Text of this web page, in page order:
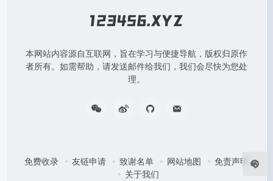
本网站内容源自互联网，旨在学习与便捷导航，版权归原作
者所有。如需帮助，请发送邮件给我们，我们会尽快为您处
理。
免费收录 友链申请 致谢名单 网站地图
免责声明
关于我们